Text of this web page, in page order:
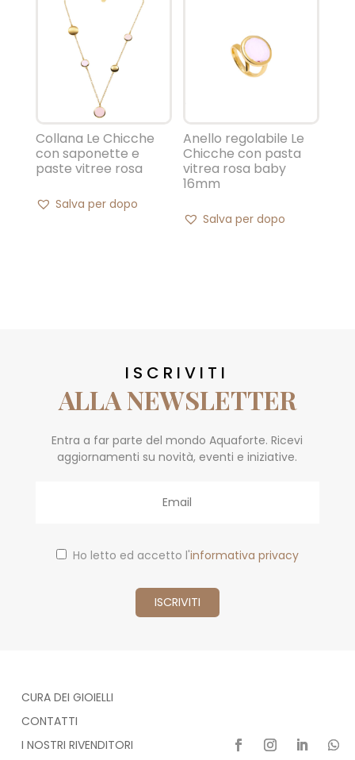
Collana Le Chicche
con saponette e
paste vitree rosa
Salva per dopo
Anello regolabile Le
Chicche con pasta
vitrea rosa baby
16mm
Salva per dopo
ISCRIVITI
ALLA NEWSLETTER
Entra a far parte del mondo Aquaforte. Ricevi
aggiornamenti su novità, eventi e iniziative.
Ho letto ed accetto l'informativa privacy
CURA DEI GIOIELLI
CONTATTI
I NOSTRI RIVENDITORI